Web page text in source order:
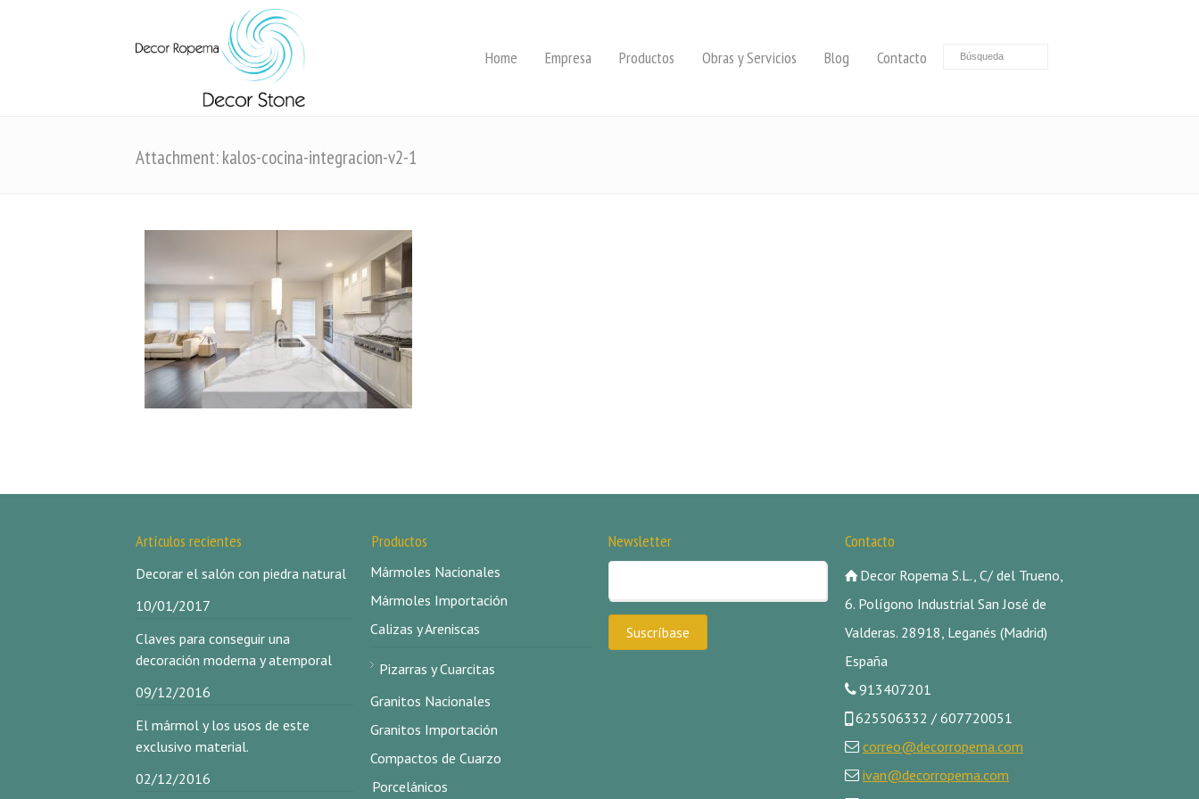
Home Empresa Productos Obras y Servicios Blog Contacto
Attachment: kalos-cocina-integracion-v2-1
Artículos recientes
Decorar el salón con piedra natural
10/01/2017
Claves para conseguir una
decoración moderna y atemporal
09/12/2016
El mármol y los usos de este
exclusivo material.
02/12/2016
Productos
Mármoles Nacionales
Mármoles Importación
Calizas y Areniscas
Pizarras y Cuarcitas
Granitos Nacionales
Granitos Importación
Compactos de Cuarzo
Porcelánicos
Newsletter Contacto
Decor Ropema S.L., C/ del Trueno,
6. Polígono Industrial San José de
Valderas. 28918, Leganés (Madrid)
España
913407201
625506332 / 607720051
correo@decorropema.com
ivan@decorropema.com